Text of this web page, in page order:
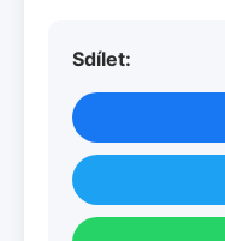
Sdílet: